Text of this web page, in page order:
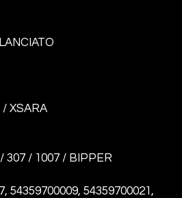
XSARA
307 / 1007 / BIPPER
54359700009, 54359700021,